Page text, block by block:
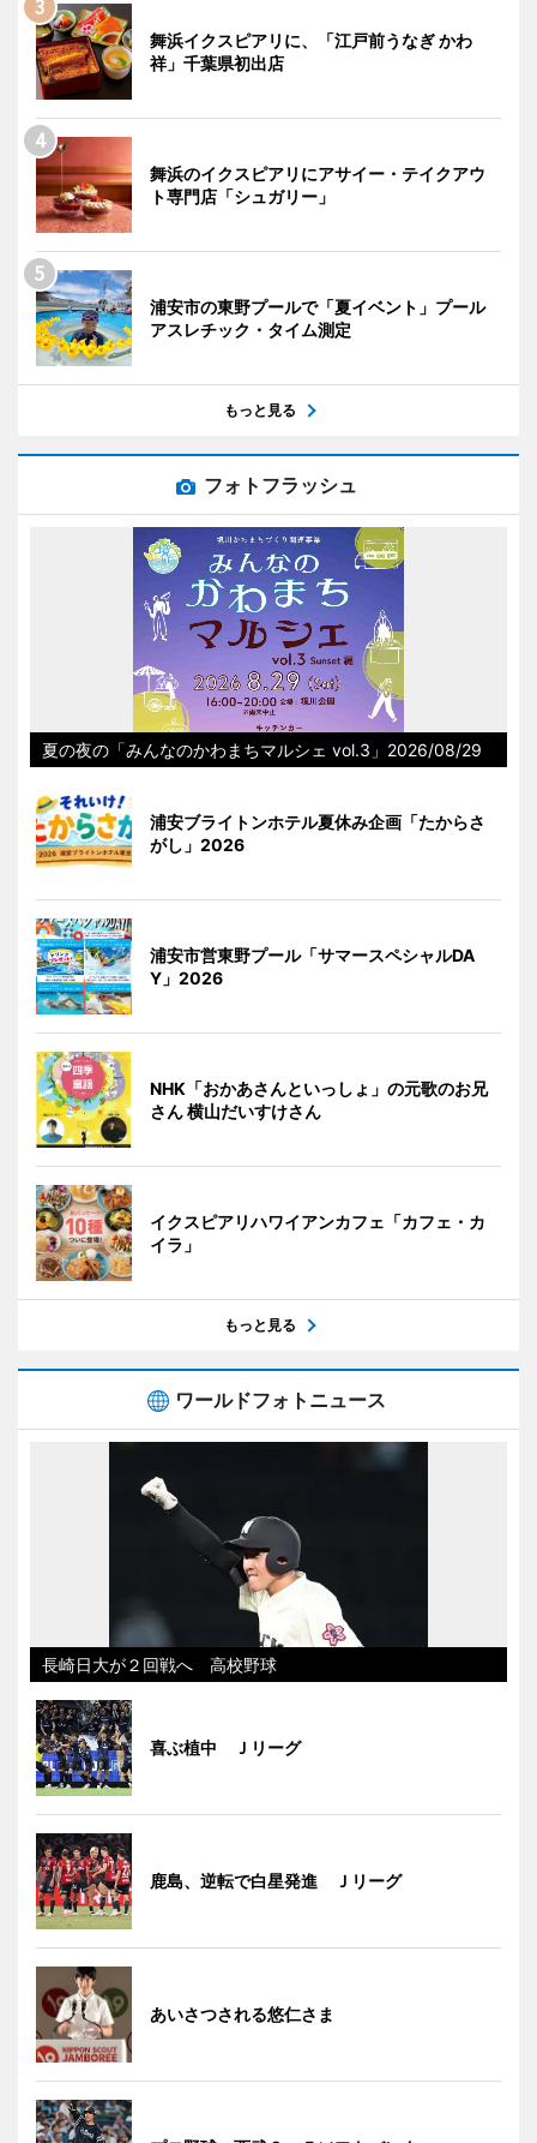
舞浜イクスピアリに、「江戸前うなぎ かわ
祥」千葉県初出店
舞浜のイクスピアリにアサイー・テイクアウ
ト専門店「シュガリー」
浦安市の東野プールで「夏イベント」プール
アスレチック・タイム測定
もっと見る
フォトフラッシュ
夏の夜の「みんなのかわまちマルシェ vol.3」2026/08/29
浦安ブライトンホテル夏休み企画「たからさ
がし」2026
浦安市営東野プール「サマースペシャルDA
Y」2026
NHK「おかあさんといっしょ」の元歌のお兄
さん 横山だいすけさん
イクスピアリハワイアンカフェ「カフェ・カ
イラ」
もっと見る
ワールドフォトニュース
長崎日大が２回戦へ 高校野球
喜ぶ植中 Ｊリーグ
鹿島、逆転で白星発進 Ｊリーグ
あいさつされる悠仁さま